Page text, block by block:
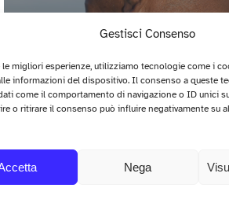
Gestisci Consenso
le migliori esperienze, utilizziamo tecnologie come i
informazioni del dispositivo. Il consenso a queste
come il comportamento di navigazione o ID unici
o ritirare il consenso può influire negativamente su
Nega
CIRCUITO OFF 2026: I
VINCITORI